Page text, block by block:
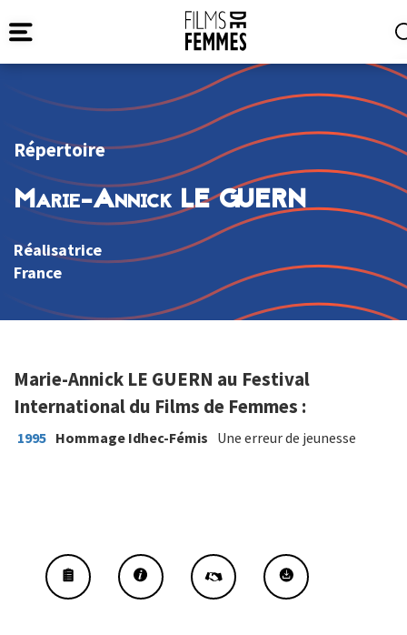
Répertoire
Marie-Annick LE GUERN
Réalisatrice
France
Marie-Annick LE GUERN au Festival
International du Films de Femmes :
1995 Hommage Idhec-Fémis Une erreur de jeunesse